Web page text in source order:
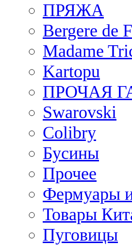
ПРЯЖА
Bergere de
Madame
Kartopu
ПРОЧАЯ
Swarovski
Colibry
Бусины
Прочее
Фермуары
Товары
Пуговицы